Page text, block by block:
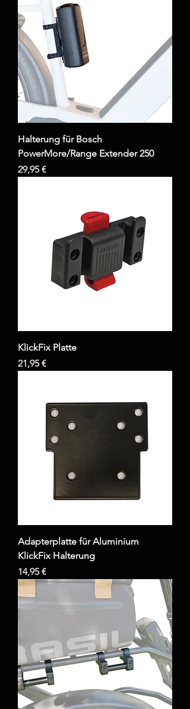
Halterung für Bosch
PowerMore/Range Extender 250
Preis
29,95 €
KlickFix Platte
Preis
21,95 €
Adapterplatte für Aluminium
KlickFix Halterung
Preis
14,95 €